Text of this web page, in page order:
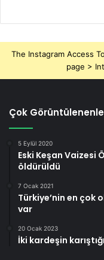
The Instagram Access
page >
Çok
5 Eylül 2020
Eski Keşan Vaizesi
öldürüldü
7 Ocak 2021
Türkiye’nin en çok
var
20 Ocak 2023
İki kardeşin